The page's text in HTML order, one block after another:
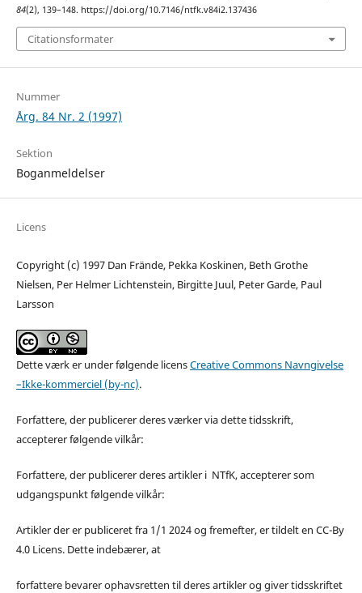
84(2), 139–148. https://doi.org/10.7146/ntfk.v84i2.137436
Citationsformater
Nummer
Årg. 84 Nr. 2 (1997)
Sektion
Boganmeldelser
Licens
Copyright (c) 1997 Dan Frände, Pekka Koskinen, Beth Grothe
Nielsen, Per Helmer Lichtenstein, Birgitte Juul, Peter Garde, Paul
Larsson
Dette værk er under følgende licensCreative Commons Navngivelse
–Ikke-kommerciel (by-nc).
Forfattere, der publicerer deres værker via dette tidsskrift,
accepterer følgende vilkår:
Forfattere, der publicerer deres artikler i NTfK, accepterer som
udgangspunkt følgende vilkår:
Artikler der er publiceret fra 1/1 2024 og fremefter, er tildelt en CC-By
4.0 Licens. Dette indebærer, at
forfattere bevarer ophavsretten til deres artikler og giver tidsskriftet